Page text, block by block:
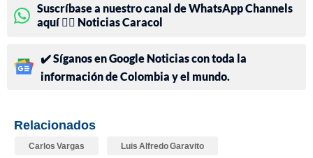
Suscríbase a nuestro canal de WhatsApp Channels
aquí 👉🏻 Noticias Caracol
✔️ Síganos en Google Noticias con toda la
información de Colombia y el mundo.
Relacionados
Carlos Vargas Luis Alfredo Garavito